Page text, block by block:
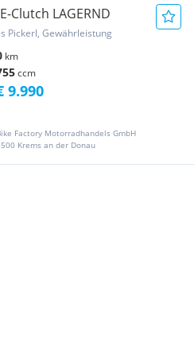
Clutch LAGERND
Pickerl, Gewährleistung
km
ccm
Factory Motorradhandels GmbH
Krems an der Donau
9.990